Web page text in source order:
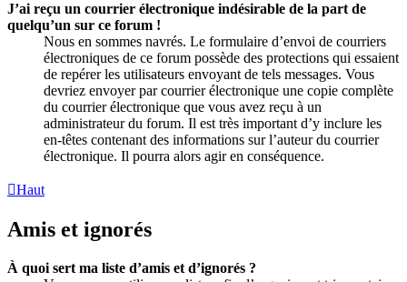
J’ai reçu un courrier électronique indésirable de la part de
quelqu’un sur ce forum !
Nous en sommes navrés. Le formulaire d’envoi de courriers
électroniques de ce forum possède des protections qui essaient
de repérer les utilisateurs envoyant de tels messages. Vous
devriez envoyer par courrier électronique une copie complète
du courrier électronique que vous avez reçu à un
administrateur du forum. Il est très important d’y inclure les
en-têtes contenant des informations sur l’auteur du courrier
électronique. Il pourra alors agir en conséquence.
Haut
Amis et ignorés
À quoi sert ma liste d’amis et d’ignorés ?